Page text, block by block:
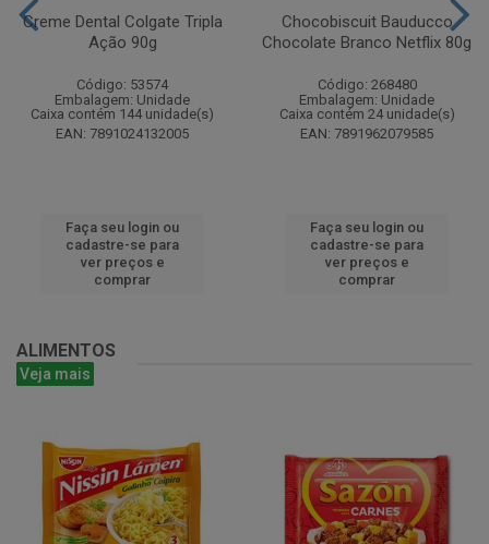
Creme Dental Colgate Tripla
Ação 90g
Código: 53574
Embalagem: Unidade
Caixa contém 144 unidade(s)
EAN: 7891024132005
Faça seu login ou
cadastre-se para
ver preços e
comprar
Chocobiscuit Bauducco
Chocolate Branco Netflix 80g
Código: 268480
Embalagem: Unidade
Caixa contém 24 unidade(s)
EAN: 7891962079585
Faça seu login ou
cadastre-se para
ver preços e
comprar
ALIMENTOS
Veja mais